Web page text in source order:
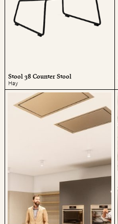
Stool 38 Counter Stool
Hay